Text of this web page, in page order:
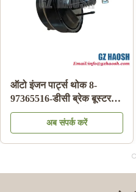
ऑटो इंजन पार्ट्स थोक 8-
97365516-डीसी ब्रेक बूस्टर
इसुजु डीमैक्स 03-06 के लिए
अब संपर्क करें